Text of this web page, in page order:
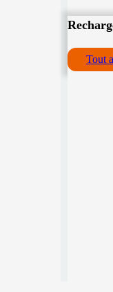
Tout